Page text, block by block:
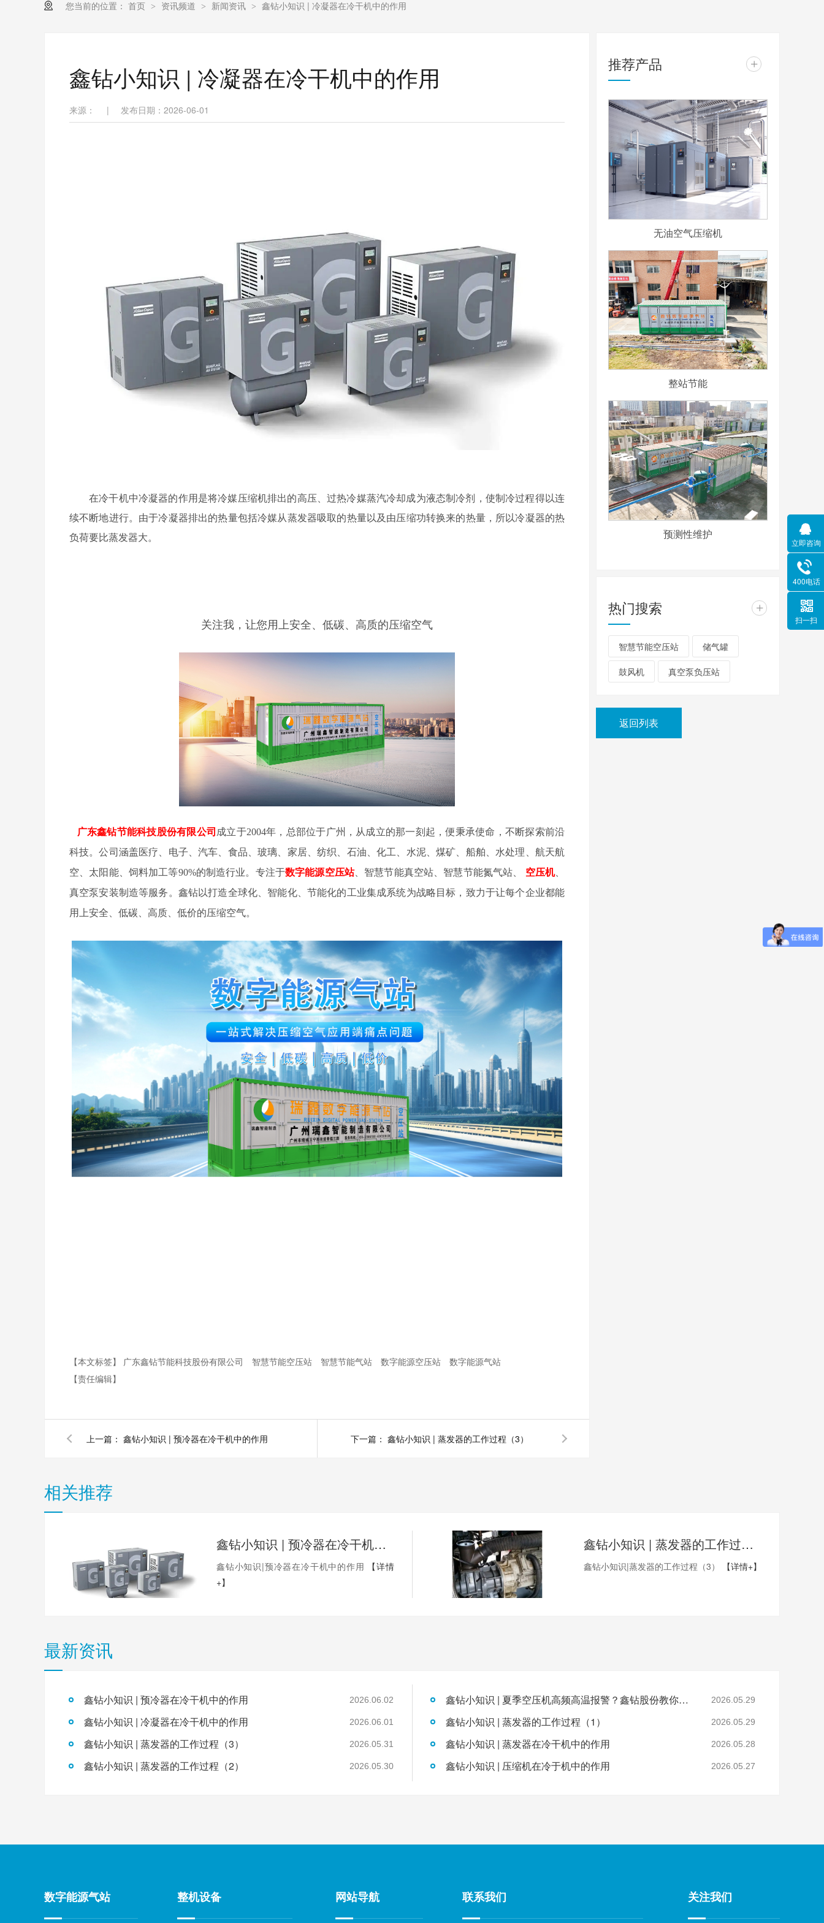
您当前的位置： 首页 > 资讯频道 > 新闻资讯 > 鑫钻小知识 | 冷凝器在冷干机中的作用
鑫钻小知识 | 冷凝器在冷干机中的作用
来源： | 发布日期：2026-06-01
在冷干机中冷凝器的作用是将冷媒压缩机排出的高压、过热冷媒蒸汽冷却成为液态制冷剂，使制冷过程得以连
续不断地进行。由于冷凝器排出的热量包括冷媒从蒸发器吸取的热量以及由压缩功转换来的热量，所以冷凝器的热
负荷要比蒸发器大。
关注我，让您用上安全、低碳、高质的压缩空气
广东鑫钻节能科技股份有限公司 成立于2004年，总部位于广州，从成立的那一刻起，便秉承使命，不断探索前沿
科技。公司涵盖医疗、电子、汽车、食品、玻璃、家居、纺织、石油、化工、水泥、煤矿、船舶、水处理、航天航
空、太阳能、饲料加工等90%的制造行业。专注于数字能源空压站、智慧节能真空站、智慧节能氮气站、 空压机、
真空泵安装制造等服务。鑫钻以打造全球化、智能化、节能化的工业集成系统为战略目标，致力于让每个企业都能
用上安全、低碳、高质、低价的压缩空气。
【本文标签】 广东鑫钻节能科技股份有限公司 智慧节能空压站 智慧节能气站 数字能源空压站
数字能源气站
【责任编辑】
上一篇： 鑫钻小知识 | 预冷器在冷干机中的作用 下一篇： 鑫钻小知识 | 蒸发器的工作过程（3）
推荐产品 +
无油空气压缩机
整站节能
预测性维护
热门搜索 +
智慧节能空压站 储气罐
鼓风机 真空泵负压站
返回列表
相关推荐
鑫钻小知识 | 预冷器在冷干机中的作用
鑫钻小知识|预冷器在冷干机中的作用
【详情
+】
鑫钻小知识 | 蒸发器的工作过程（3）
鑫钻小知识|蒸发器的工作过程（3） 【详情+】
最新资讯
鑫钻小知识 | 预冷器在冷干机中的作用 2026.06.02
鑫钻小知识 | 冷凝器在冷干机中的作用 2026.06.01
鑫钻小知识 | 蒸发器的工作过程（3） 2026.05.31
鑫钻小知识 | 蒸发器的工作过程（2） 2026.05.30
鑫钻小知识 | 夏季空压机高频高温报警？鑫钻股份教你5招高效防故障 2026.05.29
鑫钻小知识 | 蒸发器的工作过程（1） 2026.05.29
鑫钻小知识 | 蒸发器在冷干机中的作用 2026.05.28
鑫钻小知识 | 压缩机在冷于机中的作用 2026.05.27
数字能源气站 整机设备 网站导航 联系我们 关注我们
立即咨询
400电话
扫一扫